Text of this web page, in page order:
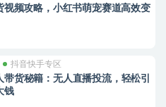
视频攻略，小红书萌宠赛道高效变
抖音快手专区
带货秘籍：无人直播投流，轻松引
钱